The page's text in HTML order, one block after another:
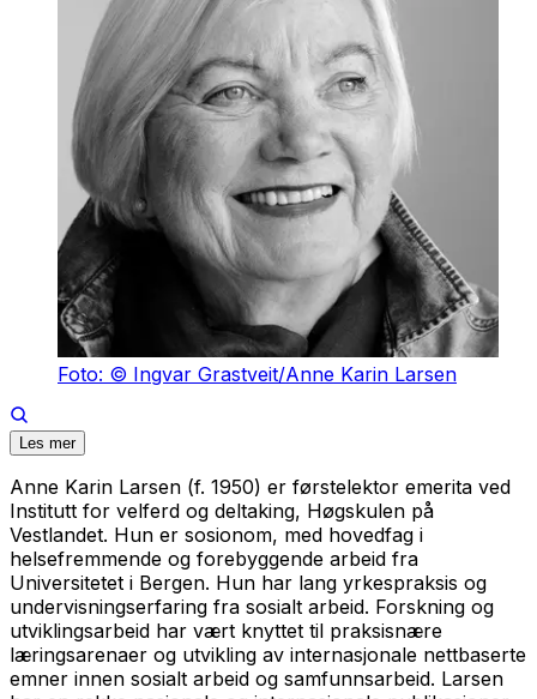
Foto: © Ingvar Grastveit/Anne Karin Larsen
Les mer
Anne Karin Larsen (f. 1950) er førstelektor emerita ved
Institutt for velferd og deltaking, Høgskulen på
Vestlandet. Hun er sosionom, med hovedfag i
helsefremmende og forebyggende arbeid fra
Universitetet i Bergen. Hun har lang yrkespraksis og
undervisningserfaring fra sosialt arbeid. Forskning og
utviklingsarbeid har vært knyttet til praksisnære
læringsarenaer og utvikling av internasjonale nettbaserte
emner innen sosialt arbeid og samfunnsarbeid. Larsen